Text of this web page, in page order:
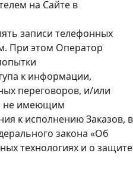
на Сайте в
записи телефонных
При этом Оператор
к информации,
переговоров, и/или
не имеющим
к исполнению Заказов, в
закона «Об
технологиях и о защите